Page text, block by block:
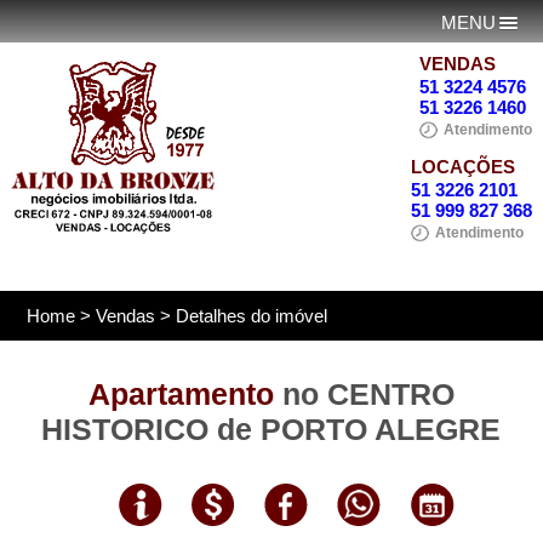
MENU
VENDAS
51 3224 4576
51 3226 1460
Atendimento
LOCAÇÕES
51 3226 2101
51 999 827 368
Atendimento
Home >Vendas > Detalhes do imóvel
Apartamentono CENTRO
HISTORICO de PORTO ALEGRE